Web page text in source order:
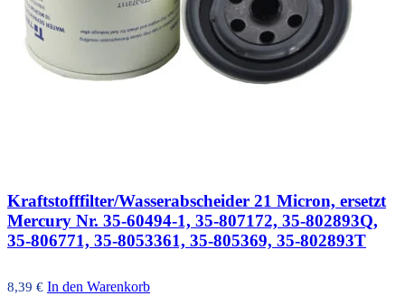
Kraftstofffilter/Wasserabscheider 21 Micron, ersetzt
Mercury Nr. 35-60494-1, 35-807172, 35-802893Q,
35-806771, 35-8053361, 35-805369, 35-802893T
8,39 € In den Warenkorb